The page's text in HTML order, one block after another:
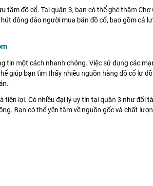
tầm đồ cổ. Tại quận 3, bạn có thể ghé thăm
đông đảo người mua bán đồ cổ, bao gồm cả
tin một cách nhanh chóng. Việc sử dụng các
giúp bạn tìm thấy nhiều nguồn hàng đồ cổ lư
lợi. Có nhiều đại lý uy tín tại quận 3 như đối
Bạn có thể yên tâm về nguồn gốc và chất